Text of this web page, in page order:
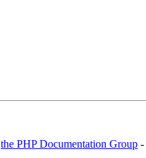
the PHP Documentation Group -